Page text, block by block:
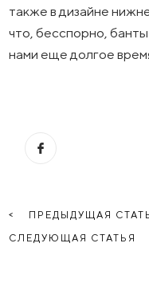
также в дизайне
что, бесспорно,
нами еще долгое
ПРЕДЫДУЩАЯ
СЛЕДУЮЩАЯ СТАТЬЯ